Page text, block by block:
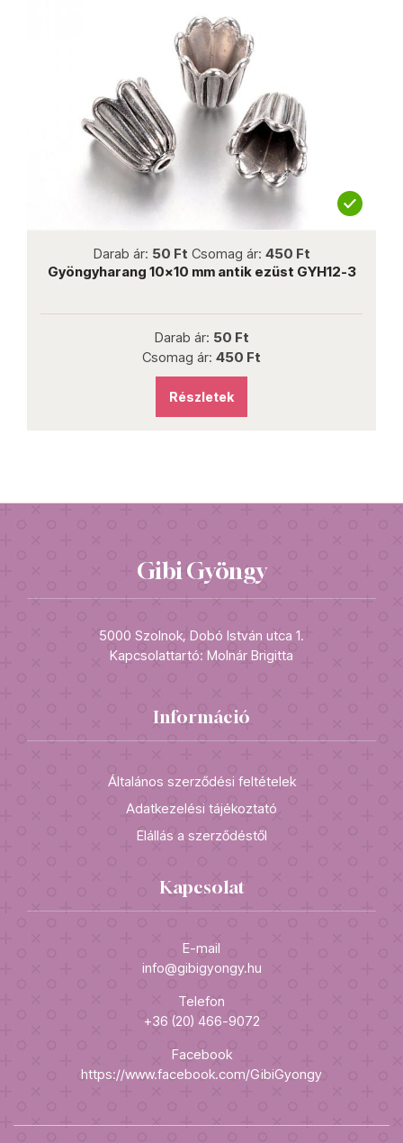
Darab ár: 50 Ft Csomag ár: 450 Ft
Gyöngyharang 10x10 mm antik ezüst GYH12-3
Darab ár: 50 Ft
Csomag ár: 450 Ft
Részletek
Gibi Gyöngy
5000 Szolnok, Dobó István utca 1.
Kapcsolattartó: Molnár Brigitta
Információ
Általános szerződési feltételek
Adatkezelési tájékoztató
Elállás a szerződéstől
Kapcsolat
E-mail
info@gibigyongy.hu
Telefon
+36 (20) 466-9072
Facebook
https://www.facebook.com/GibiGyongy